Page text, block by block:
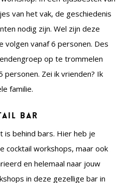
van het vak, de geschiedenis
nodig zijn. Wel zijn deze
volgen vanaf 6 personen. Des
op te trommelen
Zei ik vrienden? Ik
familie.
bar
is behind bars. Hier heb je
cocktail workshops, maar ook
en helemaal naar jouw
in deze gezellige bar in